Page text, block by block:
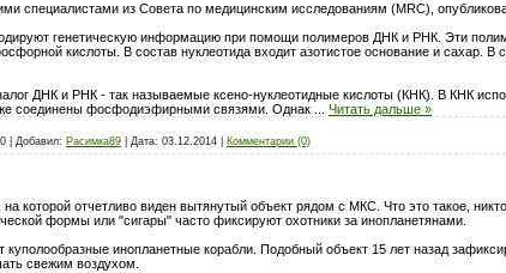
специалистами из Совета по медицинским исследованиям (MRC),
генетическую информацию при помощи полимеров ДНК и РНК. Эти
кислоты. В состав нуклеотида входит азотистое основание и сахар. В
ДНК и РНК - так называемые ксено-нуклеотидные кислоты (КНК). В КНК
соединены фосфодиэфирными связями. Однак
Читать дальше »
Добавил: Расимка89 Дата: 03.12.2014 Комментарии (0)
которой отчетливо виден вытянутый объект рядом с МКС. Что это такое,
формы или "сигары" часто фиксируют охотники за инопланетянами.
инопланетные корабли. Подобный объект 15 лет назад
свежим воздухом.